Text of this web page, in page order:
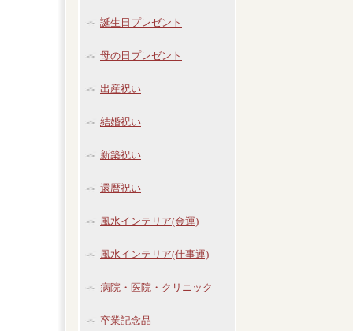
誕生日プレゼント
母の日プレゼント
出産祝い
結婚祝い
新築祝い
還暦祝い
風水インテリア(金運)
風水インテリア(仕事運)
病院・医院・クリニック
卒業記念品